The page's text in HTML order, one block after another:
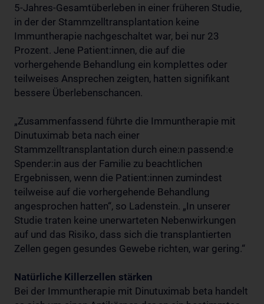
5-Jahres-Gesamtüberleben in einer früheren Studie,
in der der Stammzelltransplantation keine
Immuntherapie nachgeschaltet war, bei nur 23
Prozent. Jene Patient:innen, die auf die
vorhergehende Behandlung ein komplettes oder
teilweises Ansprechen zeigten, hatten signifikant
bessere Überlebenschancen.
„Zusammenfassend führte die Immuntherapie mit
Dinutuximab beta nach einer
Stammzelltransplantation durch eine:n passend:e
Spender:in aus der Familie zu beachtlichen
Ergebnissen, wenn die Patient:innen zumindest
teilweise auf die vorhergehende Behandlung
angesprochen hatten“, so Ladenstein. „In unserer
Studie traten keine unerwarteten Nebenwirkungen
auf und das Risiko, dass sich die transplantierten
Zellen gegen gesundes Gewebe richten, war gering.“
Natürliche Killerzellen stärken
Bei der Immuntherapie mit Dinutuximab beta handelt